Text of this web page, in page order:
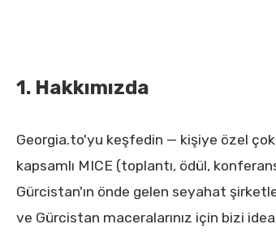
1. Hakkımızda
Georgia.to'yu keşfedin — kişiye özel
kapsamlı MICE (toplantı, ödül,
Gürcistan'ın önde gelen seyahat
ve Gürcistan maceralarınız için bizi